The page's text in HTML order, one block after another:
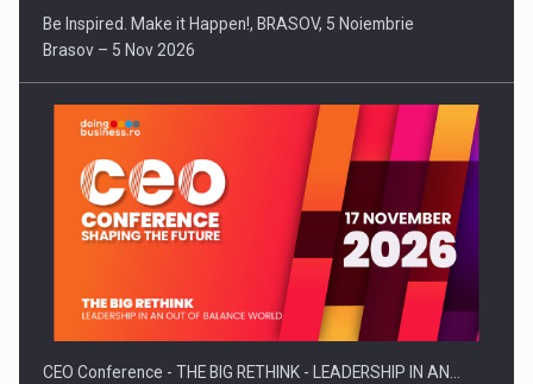
Be Inspired. Make it Happen!, BRASOV, 5 Noiembrie
Brasov – 5 Nov 2026
CEO Conference - THE BIG RETHINK - LEADERSHIP IN AN…